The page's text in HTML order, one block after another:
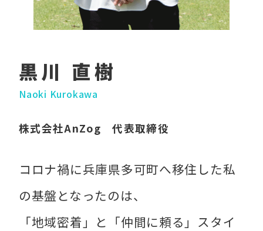
黒川 直樹
Naoki Kurokawa
株式会社AnZog 代表取締役
コロナ禍に兵庫県多可町へ移住した私
の基盤となったのは、
「地域密着」と「仲間に頼る」スタイ